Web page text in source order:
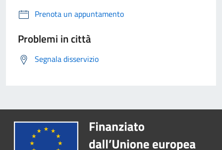
Prenota un appuntamento
Problemi in città
Segnala disservizio